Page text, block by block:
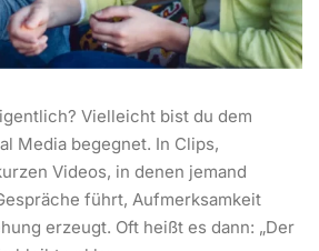
Vielleicht bist du dem
Media begegnet. In Clips,
Videos, in denen jemand
führt, Aufmerksamkeit
erzeugt. Oft heißt es dann: „Der